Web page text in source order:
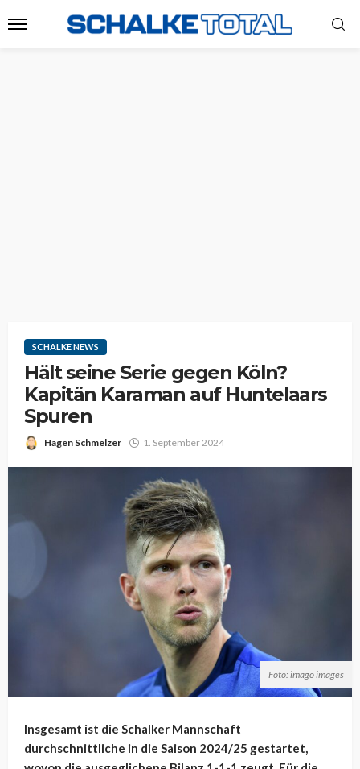
SCHALKE NEWS
Hält seine Serie gegen Köln?
Kapitän Karaman auf Huntelaars
Spuren
Hagen Schmelzer 1. September 2024
Foto: imago images
Insgesamt ist die Schalker Mannschaft
durchschnittliche in die Saison 2024/25 gestartet,